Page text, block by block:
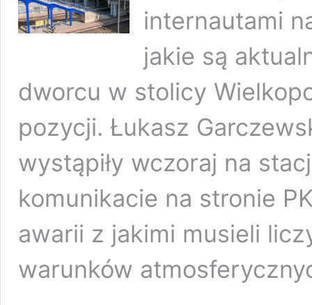
internautami
jakie są
dworcu w stolicy
pozycji. Łukasz
wystąpiły wczoraj na
komunikacie na stronie
awarii z jakimi musieli
warunków